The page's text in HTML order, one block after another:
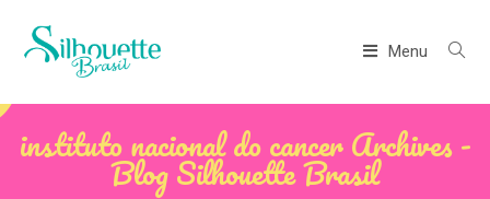
Menu
instituto nacional do cancer Archives -
Blog Silhouette Brasil